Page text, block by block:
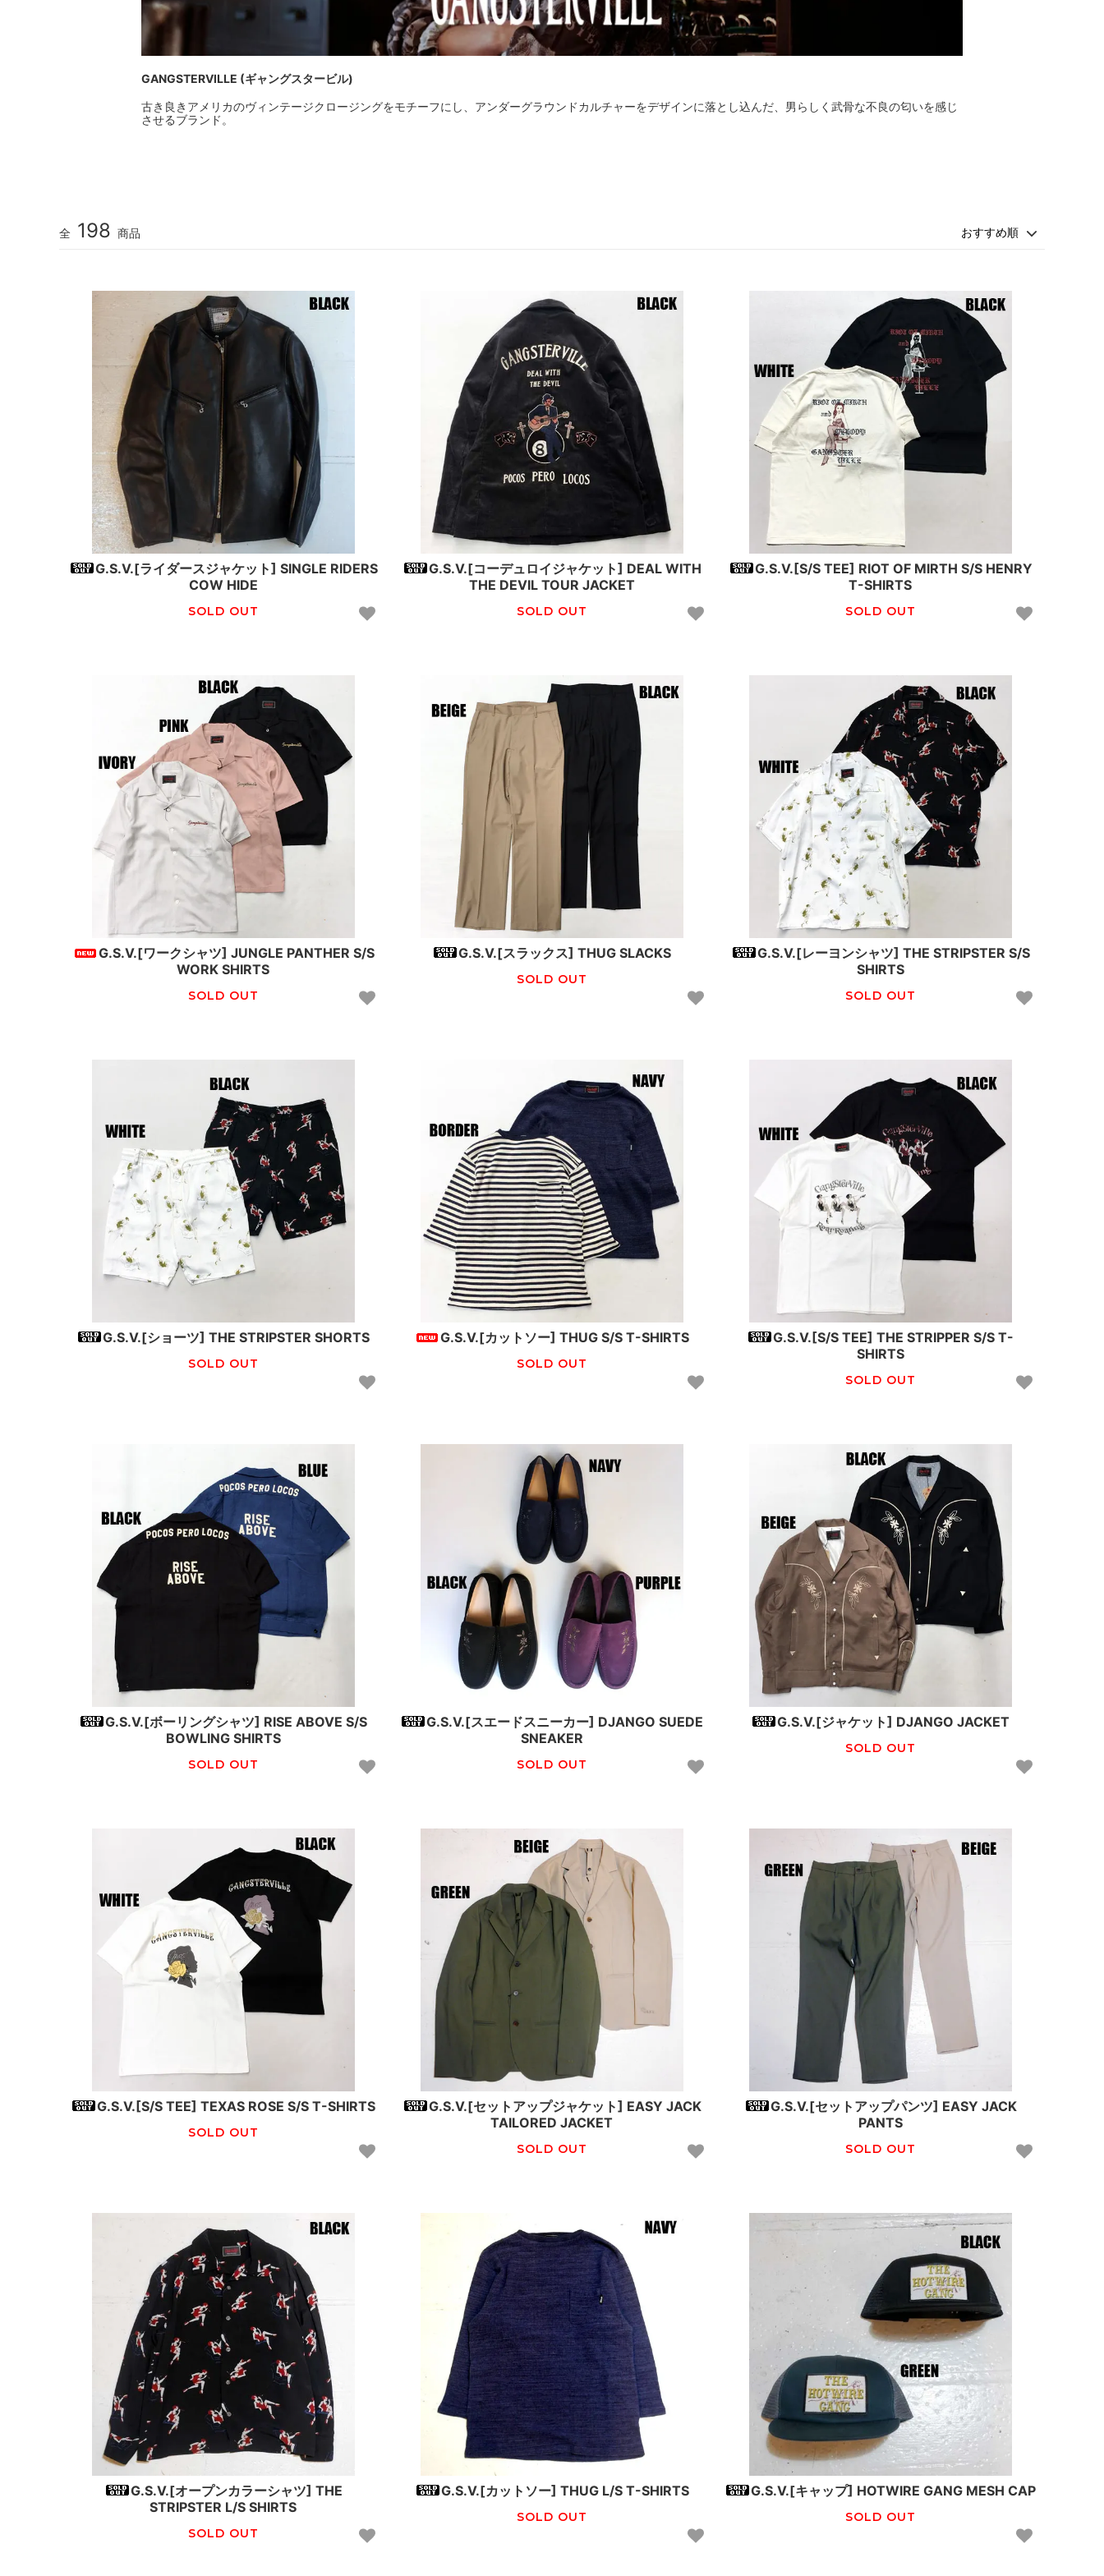
GANGSTERVILLE (ギャングスタービル)
古き良きアメリカのヴィンテージクロージングをモチーフにし、アンダーグラウンドカルチャーをデザインに落とし込んだ、男らしく武骨な不良の匂いを感じ
させるブランド。
全 198 商品
G.S.V.[ライダースジャケット] SINGLE RIDERS
COW HIDE
SOLD OUT
G.S.V.[コーデュロイジャケット] DEAL WITH
THE DEVIL TOUR JACKET
SOLD OUT
G.S.V.[S/S TEE] RIOT OF MIRTH S/S HENRY
T-SHIRTS
SOLD OUT
G.S.V.[ワークシャツ] JUNGLE PANTHER S/S
WORK SHIRTS
SOLD OUT
G.S.V.[スラックス] THUG SLACKS
SOLD OUT
G.S.V.[レーヨンシャツ] THE STRIPSTER S/S
SHIRTS
SOLD OUT
G.S.V.[ショーツ] THE STRIPSTER SHORTS
SOLD OUT
G.S.V.[カットソー] THUG S/S T-SHIRTS
SOLD OUT
G.S.V.[S/S TEE] THE STRIPPER S/S T-
SHIRTS
SOLD OUT
G.S.V.[ボーリングシャツ] RISE ABOVE S/S
BOWLING SHIRTS
SOLD OUT
G.S.V.[スエードスニーカー] DJANGO SUEDE
SNEAKER
SOLD OUT
G.S.V.[ジャケット] DJANGO JACKET
SOLD OUT
G.S.V.[S/S TEE] TEXAS ROSE S/S T-SHIRTS
SOLD OUT
G.S.V.[セットアップジャケット] EASY JACK
TAILORED JACKET
SOLD OUT
G.S.V.[セットアップパンツ] EASY JACK
PANTS
SOLD OUT
G.S.V.[オープンカラーシャツ] THE
STRIPSTER L/S SHIRTS
SOLD OUT
G.S.V.[カットソー] THUG L/S T-SHIRTS
SOLD OUT
G.S.V.[キャップ] HOTWIRE GANG MESH CAP
SOLD OUT